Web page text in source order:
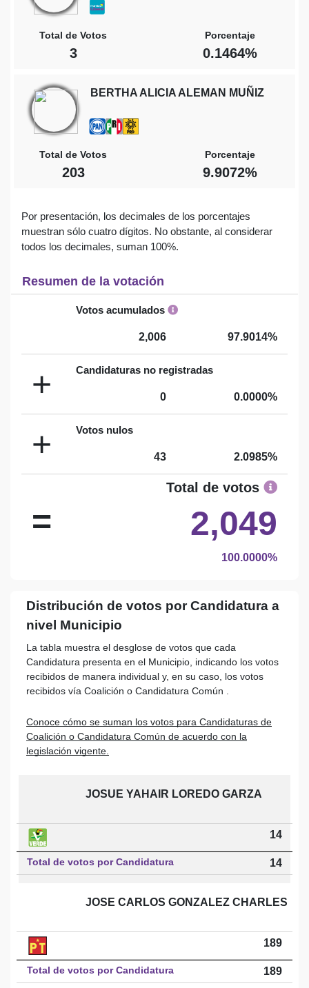
Total de Votos
3
Porcentaje
0.1464%
BERTHA ALICIA ALEMAN MUÑIZ
Total de Votos
203
Porcentaje
9.9072%
Por presentación, los decimales de los porcentajes
muestran sólo cuatro dígitos. No obstante, al considerar
todos los decimales, suman 100%.
Resumen de la votación
Votos acumulados
2,006 97.9014%
+ Candidaturas no registradas
0 0.0000%
+ Votos nulos
43 2.0985%
=
Total de votos
2,049
100.0000%
Distribución de votos por Candidatura a
nivel Municipio
La tabla muestra el desglose de votos que cada
Candidatura presenta en el Municipio, indicando los votos
recibidos de manera individual y, en su caso, los votos
recibidos vía Coalición o Candidatura Común .
Conoce cómo se suman los votos para Candidaturas de
Coalición o Candidatura Común de acuerdo con la
legislación vigente.
JOSUE YAHAIR LOREDO GARZA
14
Total de votos por Candidatura 14
JOSE CARLOS GONZALEZ CHARLES
189
Total de votos por Candidatura 189